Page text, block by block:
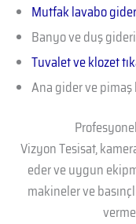
Mutfak lavabo gider
Banyo ve duş gideri
Tuvalet ve klozet
Ana gider ve pimaş
Vizyon Tesisat,
eder ve uygun
makineler ve